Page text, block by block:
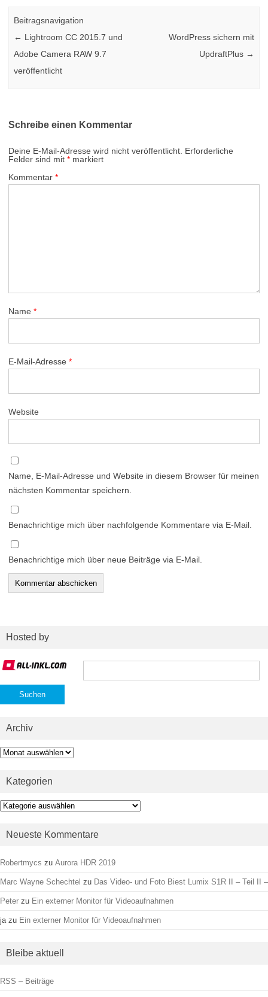
Beitragsnavigation
← Lightroom CC 2015.7 und
Adobe Camera RAW 9.7
veröffentlicht
WordPress sichern mit
UpdraftPlus →
Schreibe einen Kommentar
Deine E-Mail-Adresse wird nicht veröffentlicht. Erforderliche
Felder sind mit * markiert
Kommentar *
Name *
E-Mail-Adresse *
Website
Name, E-Mail-Adresse und Website in diesem Browser für meinen
nächsten Kommentar speichern.
Benachrichtige mich über nachfolgende Kommentare via E-Mail.
Benachrichtige mich über neue Beiträge via E-Mail.
Hosted by
Suchen
Archiv
Archiv
Kategorien
Kategorien
Neueste Kommentare
Robertmycs zu Aurora HDR 2019
Marc Wayne Schechtel zu Das Video- und Foto Biest Lumix S1R II – Teil II –
Peter zu Ein externer Monitor für Videoaufnahmen
ja zu Ein externer Monitor für Videoaufnahmen
Bleibe aktuell
RSS – Beiträge